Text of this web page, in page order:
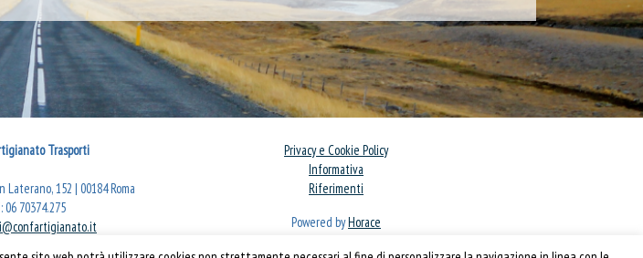
Trasporti
Laterano, 152 | 00184 Roma
06 70374.275
Privacy e Cookie Policy
Informativa
Riferimenti
Powered byHorace